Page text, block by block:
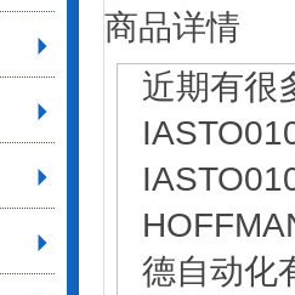
商品详情
近期有很
德自动化